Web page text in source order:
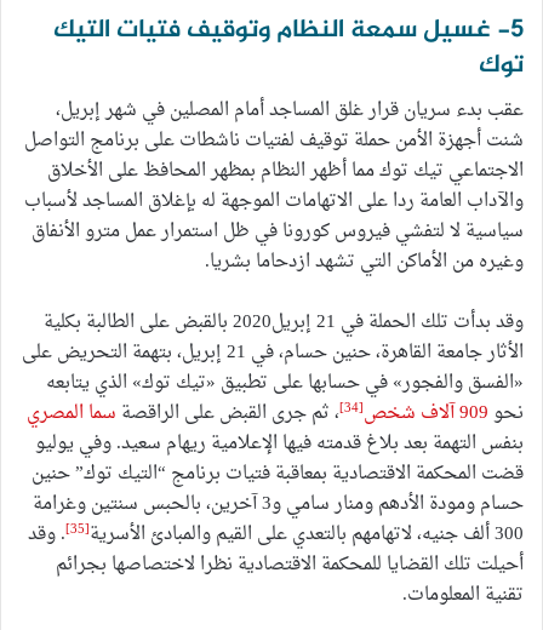
5- غسيل سمعة النظام وتوقيف فتيات التيك
توك
عقب بدء سريان قرار غلق المساجد أمام المصلين في شهر إبريل،
شنت أجهزة الأمن حملة توقيف لفتيات ناشطات على برنامج التواصل
الاجتماعي تيك توك مما أظهر النظام بمظهر المحافظ على الأخلاق
والآداب العامة ردا على الاتهامات الموجهة له بإغلاق المساجد لأسباب
سياسية لا لتفشي فيروس كورونا في ظل استمرار عمل مترو الأنفاق
وغيره من الأماكن التي تشهد ازدحاما بشريا.
وقد بدأت تلك الحملة في 21 إبريل2020 بالقبض على الطالبة بكلية
الأثار جامعة القاهرة، حنين حسام، في 21 إبريل، بتهمة التحريض على
«الفسق والفجور» في حسابها على تطبيق «تيك توك» الذي يتابعه
نحو909 آلاف شخص [34] ، ثم جرى القبض على الراقصة سما المصري
بنفس التهمة بعد بلاغ قدمته فيها الإعلامية ريهام سعيد. وفي يوليو
قضت المحكمة الاقتصادية بمعاقبة فتيات برنامج “التيك توك” حنين
حسام ومودة الأدهم ومنار سامي و3 آخرين، بالحبس سنتين وغرامة
300 ألف جنيه، لاتهامهم بالتعدي على القيم والمبادئ الأسرية
[35]
. وقد
أحيلت تلك القضايا للمحكمة الاقتصادية نظرا لاختصاصها بجرائم
تقنية المعلومات.